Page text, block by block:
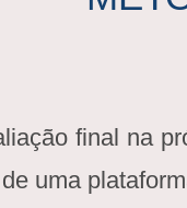
final na
uma